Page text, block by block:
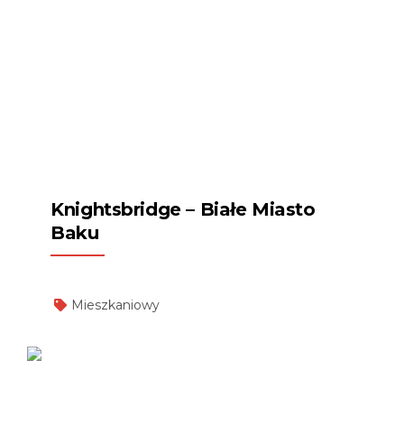
Mieszkaniowy
Knightsbridge – Białe Miasto
Baku